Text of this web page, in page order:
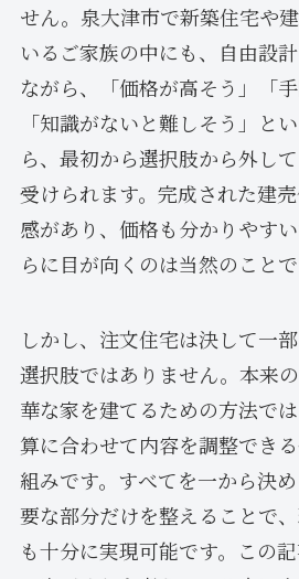
せん。泉大津市で新築住宅や
いるご家族の中にも、自由設
ながら、「価格が高そう」「手
「知識がないと難しそう」と
ら、最初から選択肢から外し
受けられます。完成された建
感があり、価格も分かりやす
らに目が向くのは当然のことで
しかし、注文住宅は決して一
選択肢ではありません。本来
華な家を建てるための方法で
算に合わせて内容を調整でき
組みです。すべてを一から決
要な部分だけを整えることで
も十分に実現可能です。この